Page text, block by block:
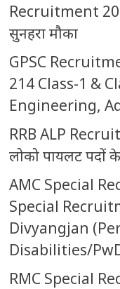
Recruitment
सुनहरा मौका
GPSC
214 Class-1 &
Engineering,
RRB ALP
लोको पायलट पदों
AMC Special
Special
Divyangjan
Disabilities/
RMC Special